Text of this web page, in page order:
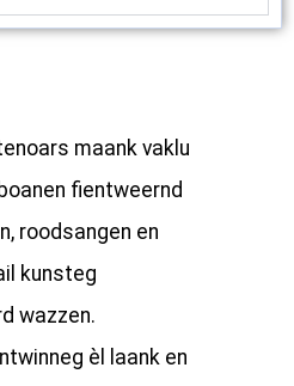
maank vaklu
fientweernd
roodsangen en
kunsteg
wazzen.
èl laank en